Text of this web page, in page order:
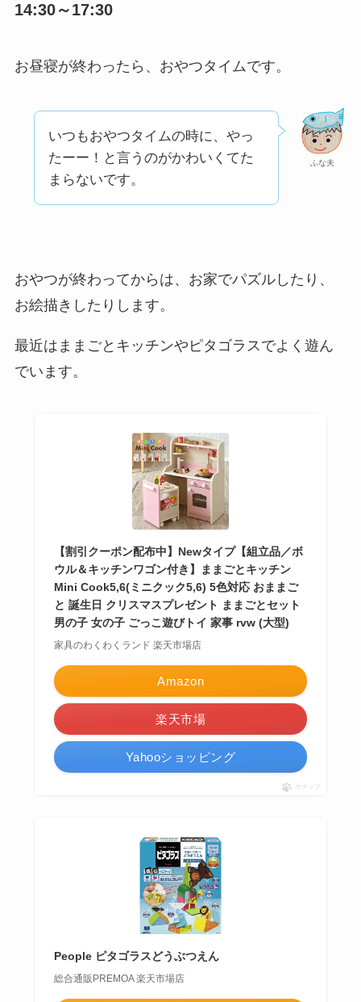
14:30～17:30
お昼寝が終わったら、おやつタイムです。
ふな夫
いつもおやつタイムの時に、やっ
たーー！と言うのがかわいくてた
まらないです。
おやつが終わってからは、お家でパズルしたり、
お絵描きしたりします。
最近はままごとキッチンやピタゴラスでよく遊ん
でいます。
【割引クーポン配布中】Newタイプ【組立品／ボ
ウル＆キッチンワゴン付き】ままごとキッチン
Mini Cook5,6(ミニクック5,6) 5色対応 おままご
と 誕生日 クリスマスプレゼント ままごとセット
男の子 女の子 ごっこ遊びトイ 家事 rvw (大型)
家具のわくわくランド 楽天市場店
Amazon
楽天市場
Yahooショッピング
ポチップ
People ピタゴラスどうぶつえん
総合通販PREMOA 楽天市場店